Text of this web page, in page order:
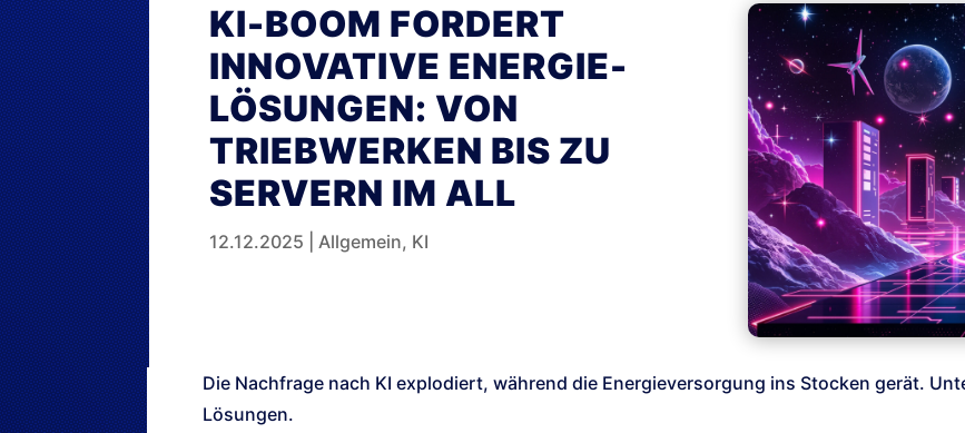
KI-BOOM FORDERT
INNOVATIVE ENERGIE-
LÖSUNGEN: VON
TRIEBWERKEN BIS ZU
SERVERN IM ALL
12.12.2025 Allgemein, KI
Die Nachfrage nach KI explodiert, während die Energieversorgung ins Stocken gerät.
Lösungen.